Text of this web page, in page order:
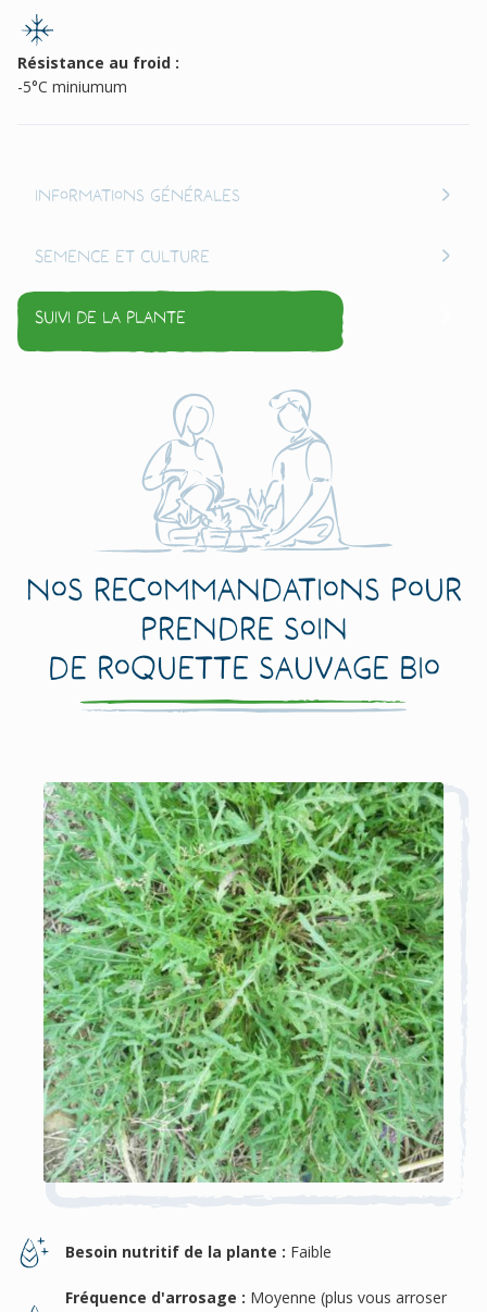
Résistance au froid :
-5°C miniumum
Informations générales
Semence et culture
Suivi de la plante
Nos recommandations pour
prendre soin
de Roquette sauvage Bio
Besoin nutritif de la plante : Faible
Fréquence d'arrosage : Moyenne (plus vous arroser